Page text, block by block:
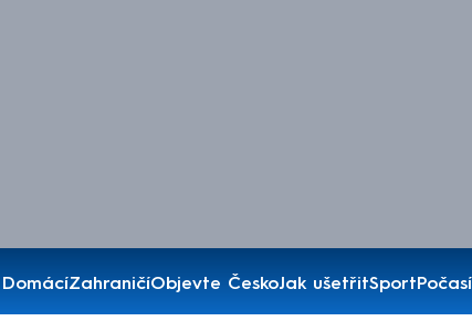
DomácíZahraničíObjevte ČeskoJak ušetřitSportPočasí
Pořady